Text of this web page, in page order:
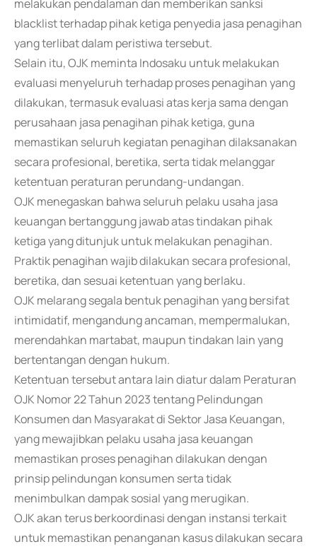
melakukan pendalaman dan memberikan sanksi
blacklist terhadap pihak ketiga penyedia jasa penagihan
yang terlibat dalam peristiwa tersebut.
Selain itu, OJK meminta Indosaku untuk melakukan
evaluasi menyeluruh terhadap proses penagihan yang
dilakukan, termasuk evaluasi atas kerja sama dengan
perusahaan jasa penagihan pihak ketiga, guna
memastikan seluruh kegiatan penagihan dilaksanakan
secara profesional, beretika, serta tidak melanggar
ketentuan peraturan perundang-undangan.
OJK menegaskan bahwa seluruh pelaku usaha jasa
keuangan bertanggung jawab atas tindakan pihak
ketiga yang ditunjuk untuk melakukan penagihan.
Praktik penagihan wajib dilakukan secara profesional,
beretika, dan sesuai ketentuan yang berlaku.
OJK melarang segala bentuk penagihan yang bersifat
intimidatif, mengandung ancaman, mempermalukan,
merendahkan martabat, maupun tindakan lain yang
bertentangan dengan hukum.
Ketentuan tersebut antara lain diatur dalam Peraturan
OJK Nomor 22 Tahun 2023 tentang Pelindungan
Konsumen dan Masyarakat di Sektor Jasa Keuangan,
yang mewajibkan pelaku usaha jasa keuangan
memastikan proses penagihan dilakukan dengan
prinsip pelindungan konsumen serta tidak
menimbulkan dampak sosial yang merugikan.
OJK akan terus berkoordinasi dengan instansi terkait
untuk memastikan penanganan kasus dilakukan secara